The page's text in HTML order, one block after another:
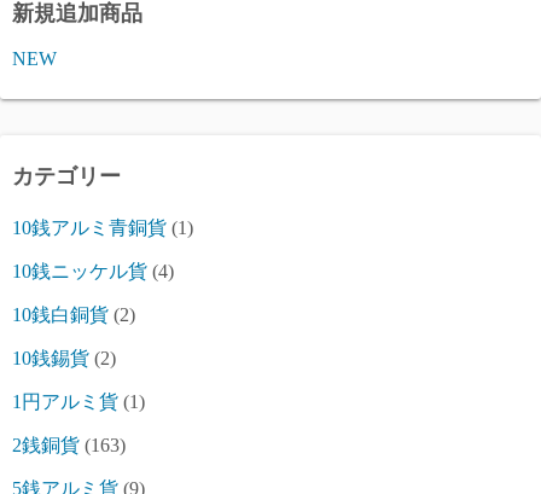
新規追加商品
NEW
カテゴリー
10銭アルミ青銅貨 (1)
10銭ニッケル貨 (4)
10銭白銅貨 (2)
10銭錫貨 (2)
1円アルミ貨 (1)
2銭銅貨 (163)
5銭アルミ貨 (9)